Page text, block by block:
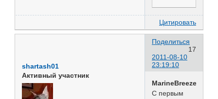
Цитировать
Поделиться
17
2011-08-10
23:19:10
shartash01
Активный участник
MarineBreeze
С первым